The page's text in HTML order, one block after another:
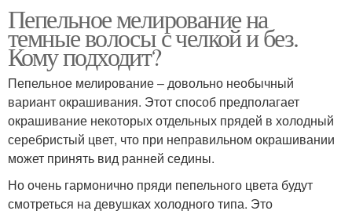
Пепельное мелирование на
темные волосы с челкой и без.
Кому подходит?
Пепельное мелирование – довольно необычный
вариант окрашивания. Этот способ предполагает
окрашивание некоторых отдельных прядей в холодный
серебристый цвет, что при неправильном окрашивании
может принять вид ранней седины.
Но очень гармонично пряди пепельного цвета будут
смотреться на девушках холодного типа. Это